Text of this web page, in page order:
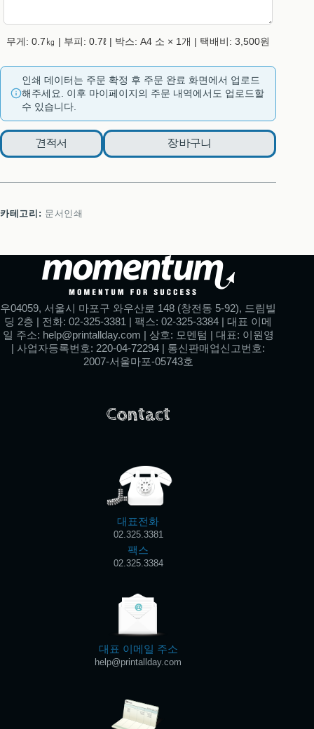
무게: 0.7㎏ | 부피: 0.7ℓ | 박스: A4 소 × 1개 | 택배비: 3,500원
인쇄 데이터는 주문 확정 후 주문 완료 화면에서 업로드
해주세요. 이후 마이페이지의 주문 내역에서도 업로드할
수 있습니다.
장바구니
견적서
카테고리: 문서인쇄
우04059, 서울시 마포구 와우산로 148 (창전동 5-92), 드림빌
딩 2층 | 전화: 02-325-3381 | 팩스: 02-325-3384 | 대표 이메
일 주소: help@printallday.com | 상호: 모멘텀 | 대표: 이원영
| 사업자등록번호: 220-04-72294 | 통신판매업신고번호:
2007-서울마포-05743호
Contact
대표전화
02.325.3381
팩스
02.325.3384
대표 이메일 주소
help@printallday.com